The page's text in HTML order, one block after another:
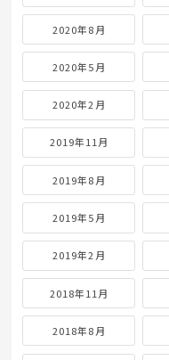
2020年8月
2020年5月
2020年2月
2019年11月
2019年8月
2019年5月
2019年2月
2018年11月
2018年8月